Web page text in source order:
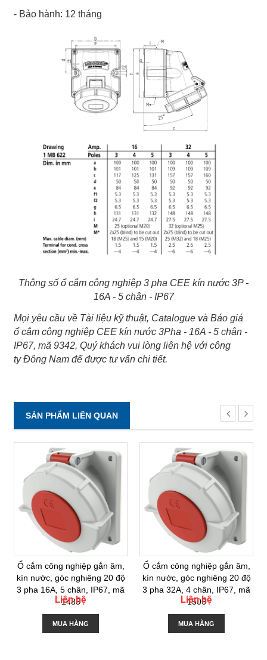
- Bảo hành: 12 tháng
Thông số ổ cắm công nghiệp 3 pha CEE kín nước 3P -
16A - 5 chân - IP67
Mọi yêu cầu về Tài liệu kỹ thuật, Catalogue và Báo giá
ổ cắm công nghiệp CEE kín nước 3Pha - 16A - 5 chân -
IP67, mã 9342, Quý khách vui lòng liên hệ với công
ty Đông Nam để được tư vấn chi tiết.
SẢN PHẨM LIÊN QUAN
Ổ cắm công nghiệp gắn âm,
kín nước, góc nghiêng 20 độ
3 pha 16A, 5 chân, IP67, mã
1485
Liên hệ
MUA HÀNG
Ổ cắm công nghiệp gắn âm,
kín nước, góc nghiêng 20 độ
3 pha 32A, 4 chân, IP67, mã
1506
Liên hệ
MUA HÀNG